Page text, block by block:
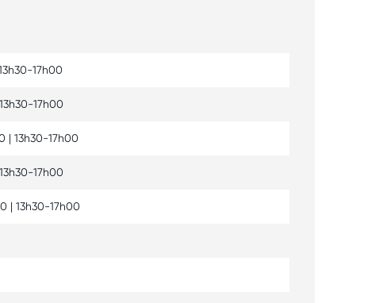
17h00
17h00
| 13h30-17h00
17h00
| 13h30-17h00